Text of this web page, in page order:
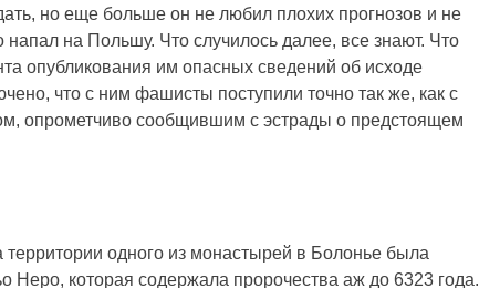
но еще больше он не любил плохих прогнозов и не
на Польшу. Что случилось далее, все знают. Что
опубликования им опасных сведений об исходе
что с ним фашисты поступили точно так же, как с
опрометчиво сообщившим с эстрады о предстоящем
одного из монастырей в Болонье была
Неро, которая содержала пророчества аж до 6323 года.